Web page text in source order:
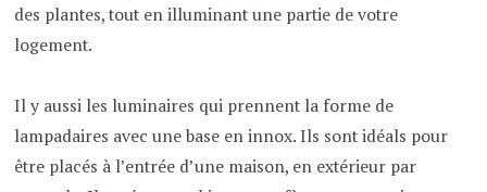
des plantes, tout en illuminant une partie de votre
logement.
Il y aussi les luminaires qui prennent la forme de
lampadaires avec une base en innox. Ils sont idéals pour
être placés à l’entrée d’une maison, en extérieur par